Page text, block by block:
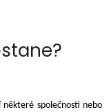
společnosti nebo